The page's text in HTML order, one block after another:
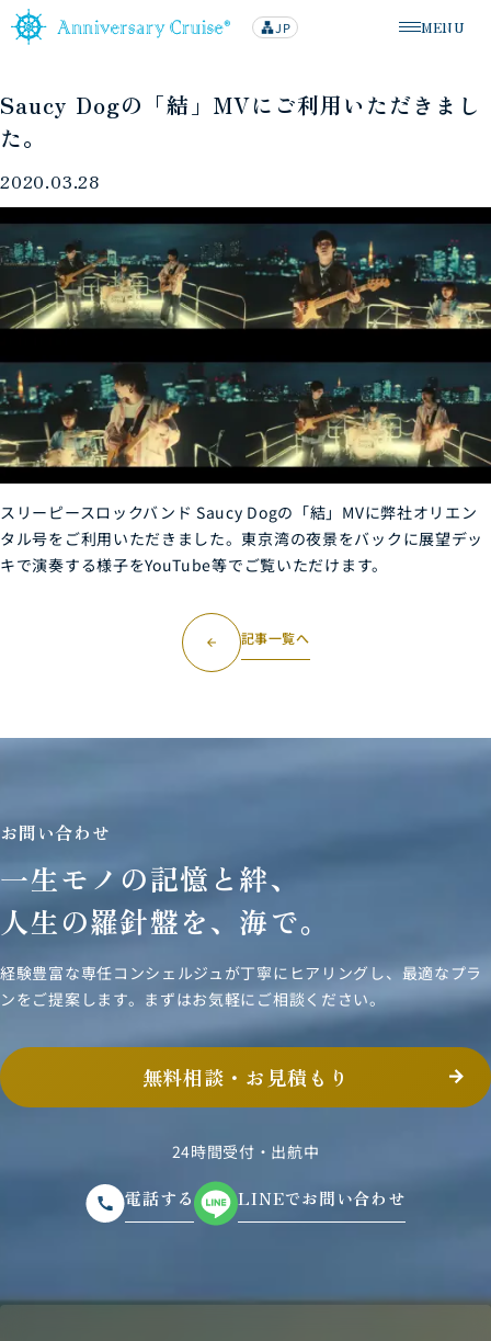
メニューを
MENU
lan
g
e
JP
Saucy Dogの「結」MVにご利用いただきまし
た。
2020.03.28
スリーピースロックバンド Saucy Dogの「結」MVに弊社オリエン
タル号をご利用いただきました。東京湾の夜景をバックに展望デッ
キで演奏する様子をYouTube等でご覧いただけます。
記事一覧へ
arrow_forward
お問い合わせ
一生モノの記憶と絆、
人生の羅針盤を、海で。
経験豊富な専任コンシェルジュが丁寧にヒアリングし、 最適なプラ
ンをご提案します。まずはお気軽にご相談ください。
無料相談・お見積もり
24時間受付・出航中
電話する LINEでお問い合わせ